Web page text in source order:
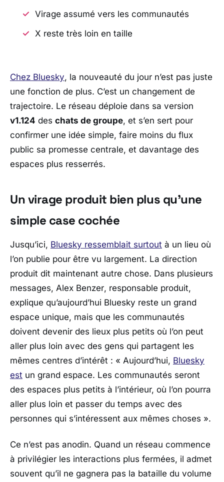
Virage assumé vers les communautés
X reste très loin en taille
Chez Bluesky, la nouveauté du jour n’est pas juste
une fonction de plus. C’est un changement de
trajectoire. Le réseau déploie dans sa version
v1.124 des chats de groupe, et s’en sert pour
confirmer une idée simple, faire moins du flux
public sa promesse centrale, et davantage des
espaces plus resserrés.
Un virage produit bien plus qu’une
simple case cochée
Jusqu’ici, Bluesky ressemblait surtout à un lieu où
l’on publie pour être vu largement. La direction
produit dit maintenant autre chose. Dans plusieurs
messages, Alex Benzer, responsable produit,
explique qu’aujourd’hui Bluesky reste un grand
espace unique, mais que les communautés
doivent devenir des lieux plus petits où l’on peut
aller plus loin avec des gens qui partagent les
mêmes centres d’intérêt : « Aujourd’hui, Bluesky
est un grand espace. Les communautés seront
des espaces plus petits à l’intérieur, où l’on pourra
aller plus loin et passer du temps avec des
personnes qui s’intéressent aux mêmes choses ».
Ce n’est pas anodin. Quand un réseau commence
à privilégier les interactions plus fermées, il admet
souvent qu’il ne gagnera pas la bataille du volume